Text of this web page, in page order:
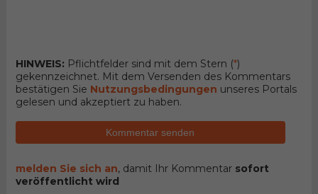
HINWEIS: Pflichtfelder sind mit dem Stern (*)
gekennzeichnet. Mit dem Versenden des Kommentars
bestätigen Sie Nutzungsbedingungen unseres Portals
gelesen und akzeptiert zu haben.
Kommentar senden
melden Sie sich an, damit Ihr Kommentar sofort
veröffentlicht wird